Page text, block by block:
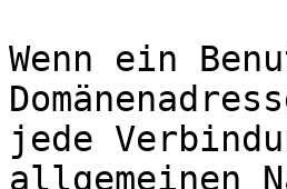
Wenn ein
jede
allgemeinen